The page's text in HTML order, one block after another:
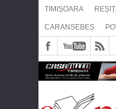
TIMIȘOARA
CARANSEBEȘ